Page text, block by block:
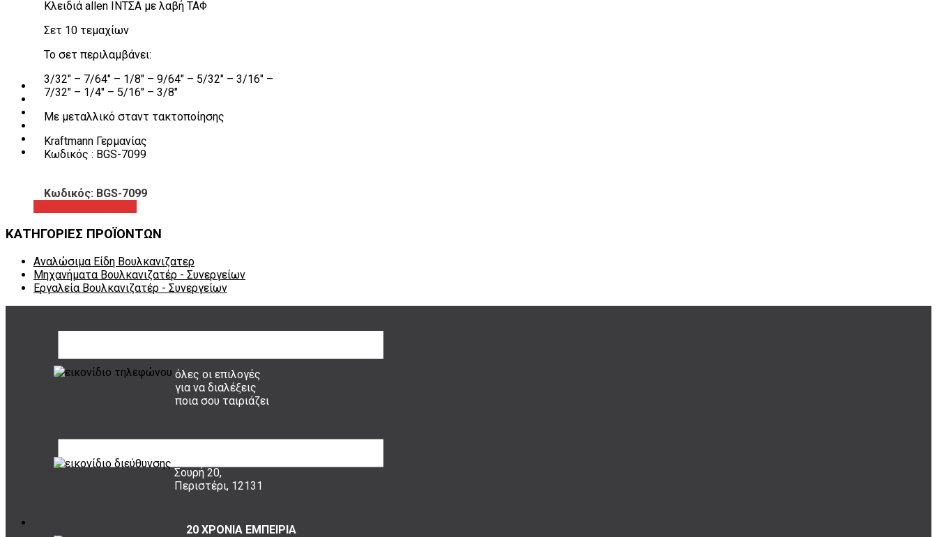
Λεβιέδες – Σταυροί
Εργαλεία φρένων
Διάφορα Είδη Φανοποιείου
Αναλώσιμα Είδη Συνεργείου
ΚΑΤΑΛΟΓΟΣ
DOWNLOADS
VIDEO & ΝΕΑ
ΕΠΙΚΟΙΝΩΝΙΑ
B2B
ΕΝ
Κλειδιά allen ΙΝΤΣΑ με λαβή ΤΑΦ
Σετ 10 τεμαχίων
Το σετ περιλαμβάνει:
3/32″ – 7/64″ – 1/8″ – 9/64″ – 5/32″ – 3/16″ –
7/32″ – 1/4″ – 5/16″ – 3/8″
Με μεταλλικό σταντ τακτοποίησης
Kraftmann Γερμανίας
Κωδικός : BGS-7099
Κωδικός: BGS-7099
ΚΑΤΗΓΟΡΙΕΣ ΠΡΟΪΟΝΤΩΝ
Αναλώσιμα Είδη Βουλκανιζατερ
Μηχανήματα Βουλκανιζατέρ - Συνεργείων
Εργαλεία Βουλκανιζατέρ - Συνεργείων
όλες οι επιλογές
για να διαλέξεις
ποια σου ταιριάζει
Σουρή 20,
Περιστέρι, 12131
20 ΧΡΟΝΙΑ ΕΜΠΕΙΡΙΑ